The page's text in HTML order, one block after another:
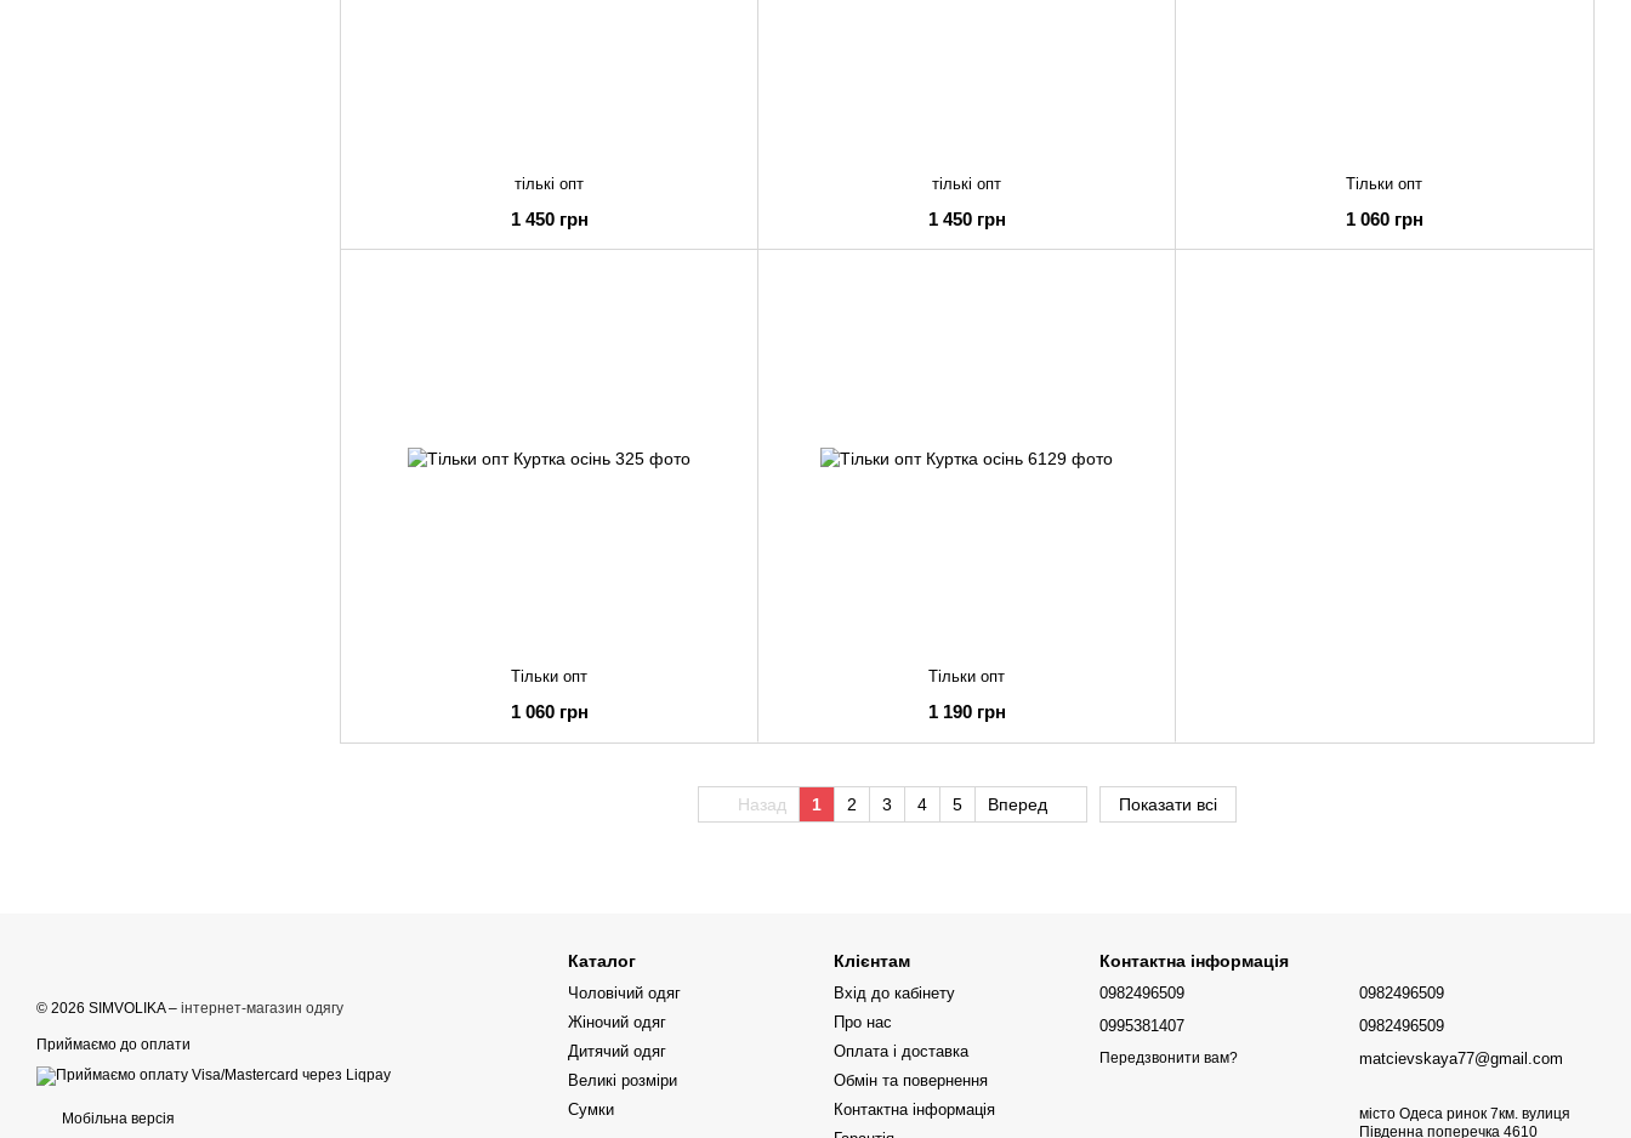
тількі опт
1 450 грн
тількі опт
1 450 грн
Тільки опт
1 060 грн
Тільки опт
1 060 грн
Тільки опт
1 190 грн
Назад 1 2 3 4 5 Вперед Показати всі
© 2026 SIMVOLIKA – інтернет-магазин одягу
Приймаємо до оплати
Мобільна версія
Каталог
Чоловічий одяг
Жіночий одяг
Дитячий одяг
Великі розміри
Сумки
Клієнтам
Вхід до кабінету
Про нас
Оплата і доставка
Обмін та повернення
Контактна інформація
Контактна інформація
0982496509
0995381407
Передзвонити вам?
0982496509
0982496509
matcievskaya77@gmail.com
місто Одеса ринок 7км. вулиця
Південна поперечка 4610